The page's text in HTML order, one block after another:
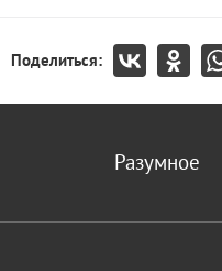
Поделиться:
Разумное